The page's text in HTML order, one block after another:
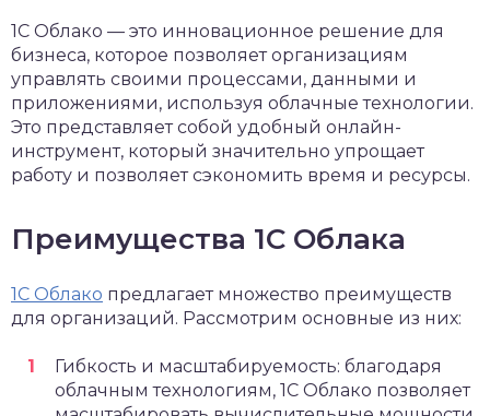
1С Облако — это инновационное решение для
бизнеса, которое позволяет организациям
управлять своими процессами, данными и
приложениями, используя облачные технологии.
Это представляет собой удобный онлайн-
инструмент, который значительно упрощает
работу и позволяет сэкономить время и ресурсы.
Преимущества 1С Облака
1С Облако предлагает множество преимуществ
для организаций. Рассмотрим основные из них:
Гибкость и масштабируемость: благодаря
облачным технологиям, 1С Облако позволяет